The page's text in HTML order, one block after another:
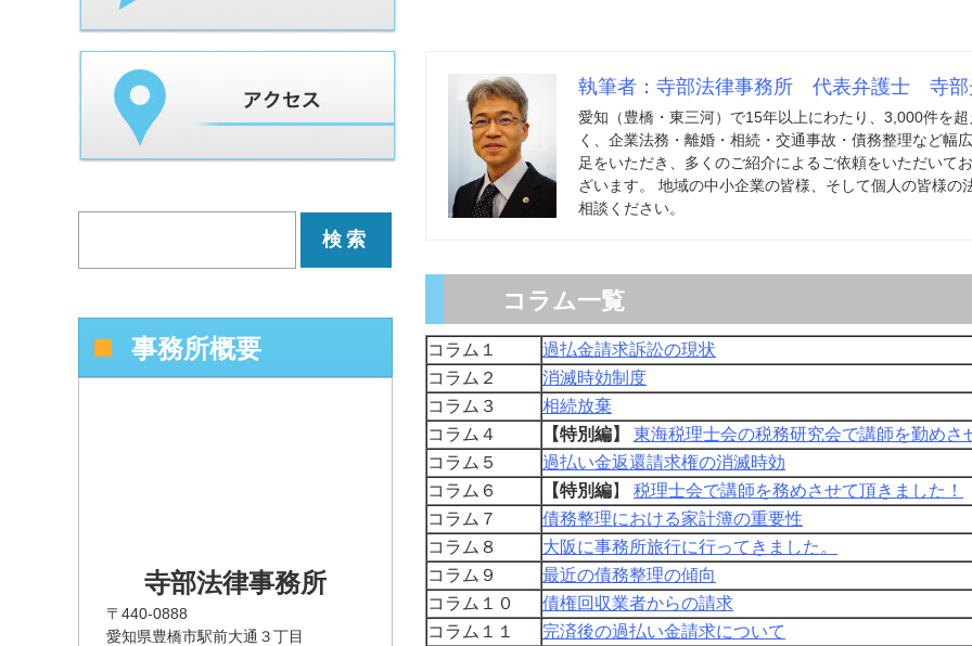
執筆者：寺部法律事務所 代表弁護士 寺部
愛知（豊橋・東三河）で15年以上にわたり、3,000件を
く、企業法務・離婚・相続・交通事故・債務整理など幅
足をいただき、多くのご紹介によるご依頼をいただいて
ざいます。 地域の中小企業の皆様、そして個人の皆様
相談ください。
コラム一覧
コラム１
過払金請求訴訟の現状
コラム２
消滅時効制度
コラム３
相続放棄
コラム４
【特別編】
東海税理士会の税務研究会で講師を勤めさ
コラム５
過払い金返還請求権の消滅時効
コラム６
【特別編】 税理士会で講師を務めさせて頂きました！
コラム７
債務整理における家計簿の重要性
コラム８
大阪に事務所旅行に行ってきました。
コラム９
最近の債務整理の傾向
コラム１０
債権回収業者からの請求
コラム１１
完済後の過払い金請求について
事務所概要
寺部法律事務所
〒440-0888
愛知県豊橋市駅前大通３丁目